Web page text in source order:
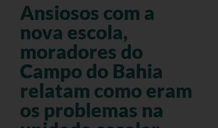
Ansiosos com a
nova escola,
moradores do
Campo do Bahia
relatam como eram
os problemas na